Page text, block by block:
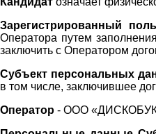
Зарегистрированный
Оператора путем
заключить с Оператором
Субъект персональных
в том числе, заключившее
Оператор - ООО «